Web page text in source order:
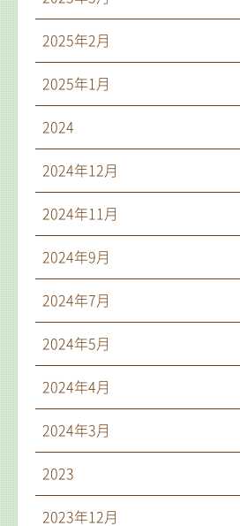
2025年2月
2025年1月
2024
2024年12月
2024年11月
2024年9月
2024年7月
2024年5月
2024年4月
2024年3月
2023
2023年12月